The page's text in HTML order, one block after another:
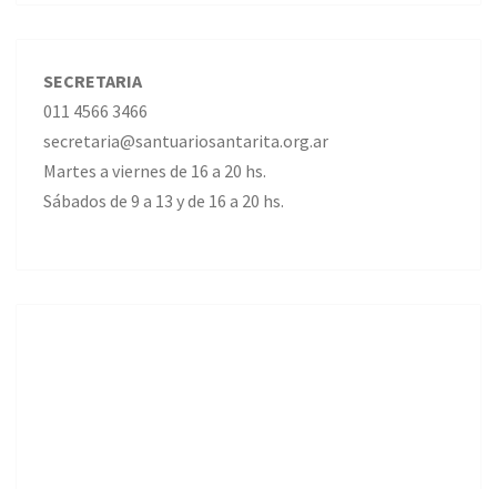
SECRETARIA
011 4566 3466
secretaria@santuariosantarita.org.ar
Martes a viernes de 16 a 20 hs.
Sábados de 9 a 13 y de 16 a 20 hs.